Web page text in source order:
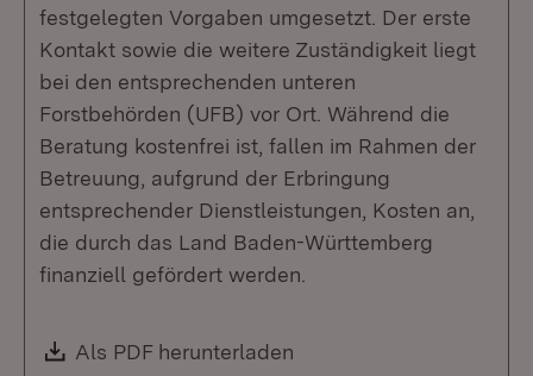
festgelegten Vorgaben umgesetzt. Der erste
Kontakt sowie die weitere Zuständigkeit liegt
bei den entsprechenden unteren
Forstbehörden (UFB) vor Ort. Während die
Beratung kostenfrei ist, fallen im Rahmen der
Betreuung, aufgrund der Erbringung
entsprechender Dienstleistungen, Kosten an,
die durch das Land Baden-Württemberg
finanziell gefördert werden.
Download:
Als PDF herunterladen